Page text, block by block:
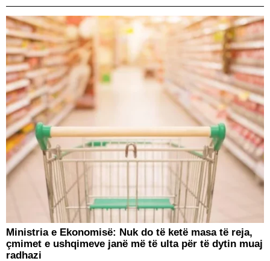
Ministria e Ekonomisë: Nuk do të ketë masa të reja,
çmimet e ushqimeve janë më të ulta për të dytin muaj
radhazi